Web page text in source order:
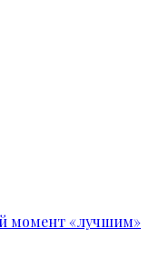
момент «лучшим»